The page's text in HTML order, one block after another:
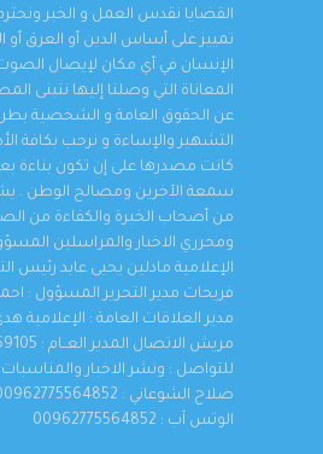
القضايا نقدس العمل و الخبر
تمييز على أساس الدين أو العرق أو
الإنسان في أي مكان لإيصال
المعاناة التي وصلنا إليها نتبنى
عن الحقوق العامة و الشخصية
التشهير والإساءة و نرحب بكافة
كانت مصدرها على إن تكون بناءة
سمعة الآخرين ومصالح الوطن .
من أصحاب الخبرة والكفاءة من
ومحرري الاخبار والمراسلين
الإعلامية مادلين يحيى عابد رئيس
فريحات مدير التحرير المسؤول :
مدير العلاقات العامة : الإعلامية
مريش
للتواصل : ونشر الاخبار
الوتس آب : 00962775564852